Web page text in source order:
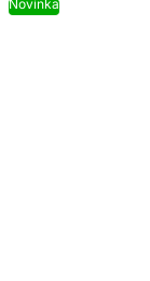
Novinka